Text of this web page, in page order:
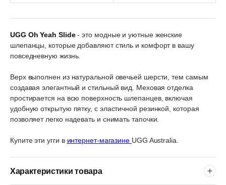
UGG Oh Yeah Slide- это модные и уютные женские
шлепанцы, которые добавляют стиль и комфорт в вашу
повседневную жизнь.
Верх выполнен из натуральной овечьей шерсти, тем самым
создавая элегантный и стильный вид. Меховая отделка
простирается на всю поверхность шлепанцев, включая
удобную открытую пятку, с эластичной резинкой, которая
позволяет легко надевать и снимать тапочки.
Купите эти угги в интернет-магазине UGG Australia.
Характеристики товара